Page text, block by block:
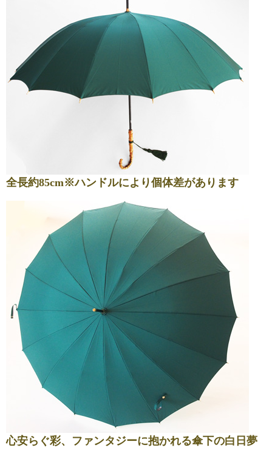
全長約85cm※ハンドルにより個体差があります
心安らぐ彩、ファンタジーに抱かれる傘下の白日夢